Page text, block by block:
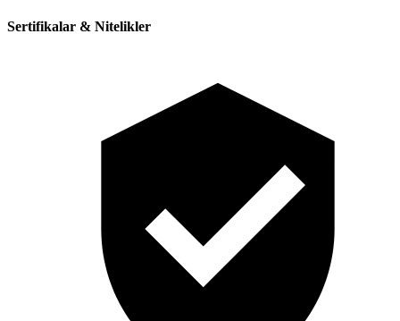
Sertifikalar & Nitelikler